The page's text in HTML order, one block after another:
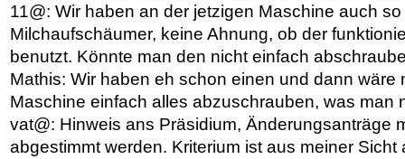
11@: Wir haben an der jetzigen Maschine auch
Milchaufschäumer, keine Ahnung, ob der
benutzt. Könnte man den nicht einfach
Mathis: Wir haben eh schon einen und dann wäre
Maschine einfach alles abzuschrauben, was man
vat@: Hinweis ans Präsidium, Änderungsanträge
abgestimmt werden. Kriterium ist aus meiner Sicht